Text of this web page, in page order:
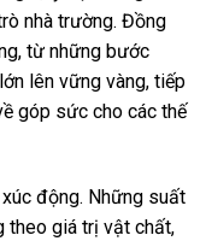
nhà trường. Đồng
từ những bước
lên vững vàng, tiếp
góp sức cho các thế
động. Những suất
theo giá trị vật chất,